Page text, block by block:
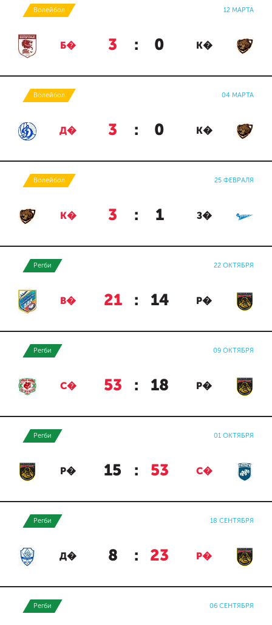
Волейбол 12 МАРТА
Б� 3 : 0 К�
Волейбол 04 МАРТА
Д� 3 : 0 К�
Волейбол 25 ФЕВРАЛЯ
К� 3 : 1 З�
Регби 22 ОКТЯБРЯ
В� 21 : 14 Р�
Регби 09 ОКТЯБРЯ
С� 53 : 18 Р�
Регби 01 ОКТЯБРЯ
Р� 15 : 53 С�
Регби 18 СЕНТЯБРЯ
Д� 8 : 23 Р�
Регби 06 СЕНТЯБРЯ